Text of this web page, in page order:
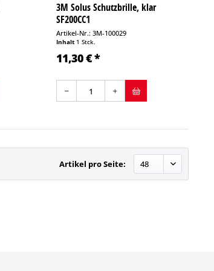
3M Solus Schutzbrille, klar
SF200CC1
Artikel-Nr.: 3M-100029
Inhalt 1 Stck.
11,30 € *
Artikel pro Seite: